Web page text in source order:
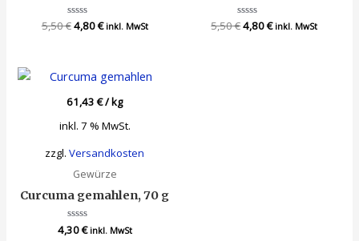
Bewertet
mit
5,50€4,80€ inkl. MwSt
Bewertet
mit
5,50€4,80€ inkl. MwSt
61,43€/kg
inkl. 7 % MwSt.
zzgl.Versandkosten
Gewürze
Curcuma gemahlen, 70 g
Bewertet
4,30€ inkl. MwSt